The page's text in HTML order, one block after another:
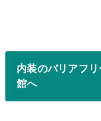
内装のバリアフ
館へ